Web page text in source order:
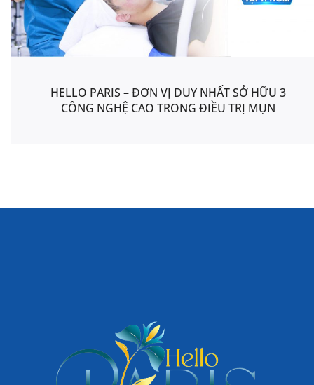
HELLO PARIS – ĐƠN VỊ DUY NHẤT SỞ HỮU 3
CÔNG NGHỆ CAO TRONG ĐIỀU TRỊ MỤN